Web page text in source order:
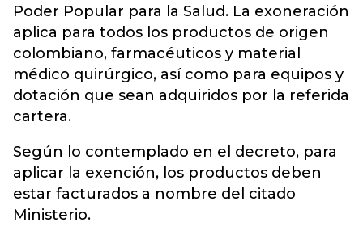
Poder Popular para la Salud. La exoneración
aplica para todos los productos de origen
colombiano, farmacéuticos y material
médico quirúrgico, así como para equipos y
dotación que sean adquiridos por la referida
cartera.
Según lo contemplado en el decreto, para
aplicar la exención, los productos deben
estar facturados a nombre del citado
Ministerio.